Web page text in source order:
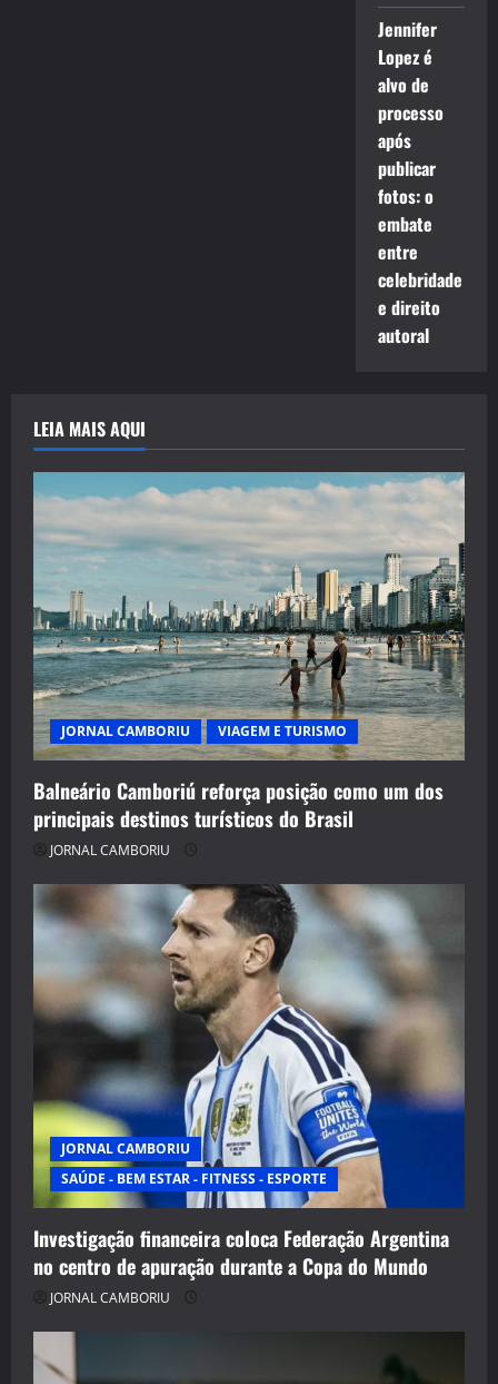
Jennifer
Lopez é
alvo de
processo
após
publicar
fotos: o
embate
entre
celebridade
e direito
autoral
LEIA MAIS AQUI
JORNAL CAMBORIU VIAGEM E TURISMO
Balneário Camboriú reforça posição como um dos
principais destinos turísticos do Brasil
JORNAL CAMBORIU
JORNAL CAMBORIU
SAÚDE - BEM ESTAR - FITNESS - ESPORTE
Investigação financeira coloca Federação Argentina
no centro de apuração durante a Copa do Mundo
JORNAL CAMBORIU